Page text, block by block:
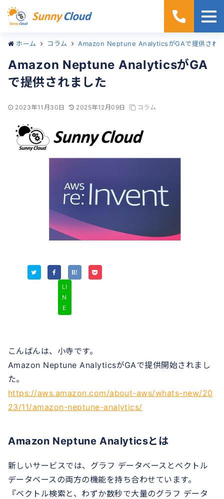
ホーム コラム Amazon Neptune AnalyticsがGAで提供され
Amazon Neptune AnalyticsがGA
で提供されました
2023年11月30日 2025年12月09日 コラム
LI
N
E
こんばんは、小寺です。
Amazon Neptune AnalyticsがGAで提供開始されまし
た。
https://aws.amazon.com/about-aws/whats-new/20
23/11/amazon-neptune-analytics/
Amazon Neptune Analyticsとは
新しいサービスでは、グラフ データベースとベクトル
データベースの両方の機能を持ち合わせています。
『ベクトル検索と、わずか数秒で大量のグラフ データ